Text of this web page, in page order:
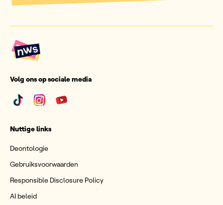
Volg ons op sociale media
Nuttige links
Deontologie
Gebruiksvoorwaarden
Responsible Disclosure Policy
AI beleid